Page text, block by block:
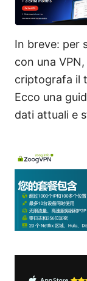
In breve: per
con una
criptografa il
Ecco una
dati attuali e